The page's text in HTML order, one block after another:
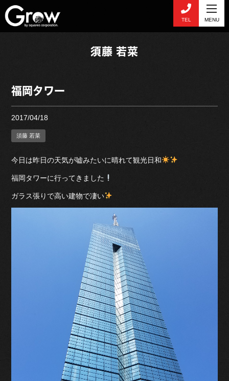
TEL MENU
須藤 若菜
福岡タワー
2017/04/18
須藤 若菜
今日は昨日の天気が嘘みたいに晴れて観光日和
福岡タワーに行ってきました
ガラス張りで高い建物で凄い